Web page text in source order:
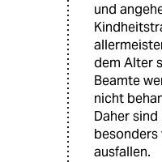
und
dem Alter
Beamte
nicht
Daher
besonders
ausfallen.